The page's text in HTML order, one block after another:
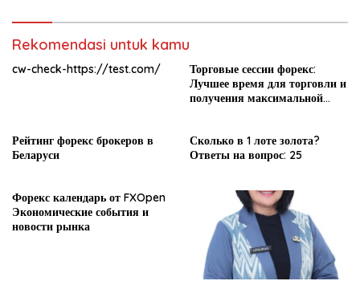
Rekomendasi untuk kamu
cw-check-https://test.com/
Торговые сессии форекс:
Лучшее время для торговли и
получения максимальной
Рейтинг форекс брокеров в
Беларуси
Сколько в 1 лоте золота?
Ответы на вопрос: 25
Форекс календарь от FXOpen
Экономические события и
новости рынка